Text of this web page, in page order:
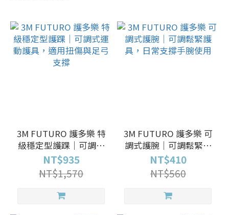
3M FUTURO 護多樂 特
級穩定型護踝｜可調式
運動護具，適用扭傷與
足弓支撐
NT$935
NT$1,570
3M FUTURO 護多樂 可
調式護腕｜可調鬆緊護
具，日常支撐手腕使用
NT$410
NT$560